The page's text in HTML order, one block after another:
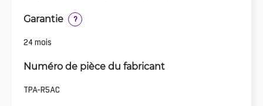
Garantie ?
24 mois
Numéro de pièce du fabricant
TPA-R5AC